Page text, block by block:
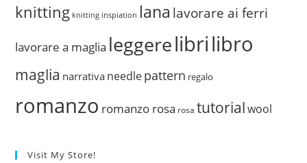
knitting knitting inspiation lana lavorare ai ferri
lavorare a maglia leggerelibrilibro
maglia narrativa needlepattern regalo
romanzo romanzo rosa rosa tutorial wool
Visit My Store!